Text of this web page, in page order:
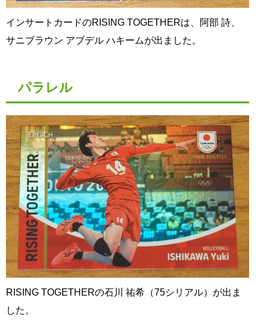
インサートカードのRISING TOGETHERは、阿部 詩、
サニブラウン アブデル ハキームが出ました。
パラレル
RISING TOGETHERの石川 祐希（75シリアル）が出ま
した。